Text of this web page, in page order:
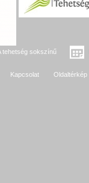
tehetség sokszínű
Kapcsolat Oldaltérkép